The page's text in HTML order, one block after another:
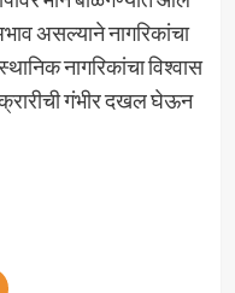
असल्याने नागरिकांचा
नागरिकांचा विश्वास
गंभीर दखल घेऊन